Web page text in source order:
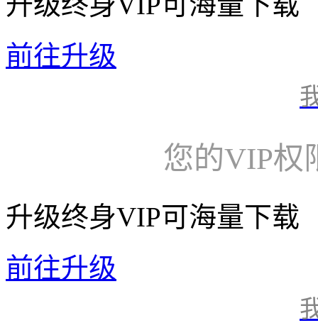
前往升级
您的VIP权
升级终身VIP可海量下载
前往升级